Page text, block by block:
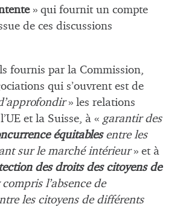
» qui fournit un compte
de ces discussions
fournis par la Commission,
qui s’ouvrent est de
» les relations
et la Suisse, à « garantir des
équitablesentre les
sur le marché intérieur» et à
des droits des citoyens de
l’absence de
les citoyens de différents